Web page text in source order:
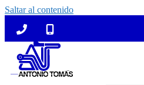
Saltar al contenido